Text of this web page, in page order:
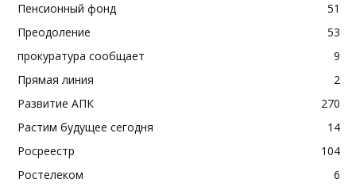
Пенсионный фонд
51
Преодоление
53
прокуратура сообщает
9
Прямая линия
2
Развитие АПК
270
Растим будущее сегодня
14
Росреестр
104
Ростелеком
6